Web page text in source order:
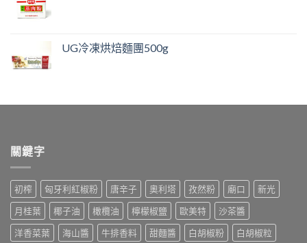
UG冷凍烘焙麵團500g
關鍵字
初榨 匈牙利紅椒粉 唐辛子 奧利塔 孜然粉 廟口
新光
月桂葉
椰子油 橄欖油 檸檬椒鹽 歐美特
沙茶醬
洋香菜葉
海山醬 牛排香料 甜麵醬 白胡椒粉
白胡椒粒